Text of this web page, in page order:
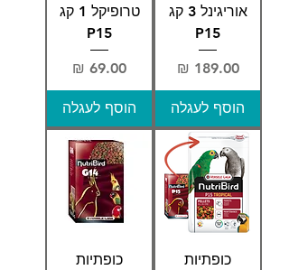
אוריגינל 3 קג
P15
מחיר‏189.00 ‏₪
הוסף לעגלה
טרופיקל 1 קג
P15
מחיר
הוסף לעגלה
כופתיות
כופתיות